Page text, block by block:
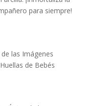
para siempre!
las Imágenes
de Bebés